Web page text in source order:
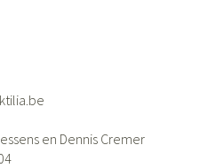
en Dennis Cremer